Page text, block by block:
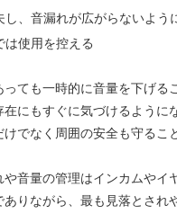
し、音漏れが広がらないよう
は使用を控える
っても一時的に音量を下げる
にもすぐに気づけるように
でなく周囲の安全も守るこ
や音量の管理はインカムやイ
りながら、最も見落とされ